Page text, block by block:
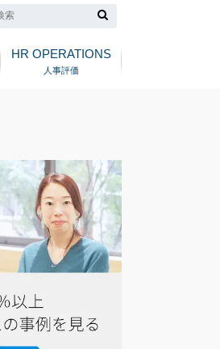
人事評価
HR OPERATIONS